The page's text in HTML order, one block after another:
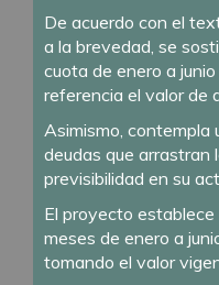
De acuerdo con el
a la brevedad, se
cuota de enero a
referencia el valor de
Asimismo, contempla
deudas que arrastran
previsibilidad en su
El proyecto establece
meses de enero a
tomando el valor